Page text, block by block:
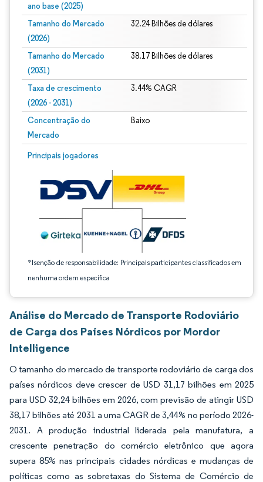
ano base (2025)
Tamanho do Mercado
(2026)
32.24 Bilhões de dólares
Tamanho do Mercado
(2031)
38.17 Bilhões de dólares
Taxa de crescimento
(2026 - 2031)
3.44% CAGR
Concentração do
Mercado
Baixo
Principais jogadores
*Isenção de responsabilidade: Principais participantes classificados em
nenhuma ordem específica
Imagem © Mordor Intelligence. O reuso requer atribuição conforme CC BY 4.0.
Análise do Mercado de Transporte Rodoviário
de Carga dos Países Nórdicos por Mordor
Intelligence
O tamanho do mercado de transporte rodoviário de carga dos
países nórdicos deve crescer de USD 31,17 bilhões em 2025
para USD 32,24 bilhões em 2026, com previsão de atingir USD
38,17 bilhões até 2031 a uma CAGR de 3,44% no período 2026-
2031. A produção industrial liderada pela manufatura, a
crescente penetração do comércio eletrônico que agora
supera 85% nas principais cidades nórdicas e mudanças de
políticas como as sobretaxas do Sistema de Comércio de